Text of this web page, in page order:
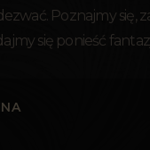
Poznajmy się,
się ponieść